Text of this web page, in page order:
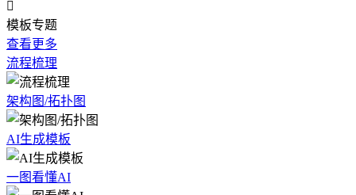

模板专题
查看更多
流程梳理
架构图/拓扑图
AI生成模板
一图看懂AI